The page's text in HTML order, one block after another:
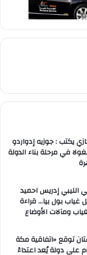
يكتب : جوزيه إدواردو
في مرحلة بناء الدولة
الليبي إدريس احميد
بول بيا… قراءة
ومآلات الأوضاع
توقع «اتفاقية مكة
على دولة يُعد اعتداءً